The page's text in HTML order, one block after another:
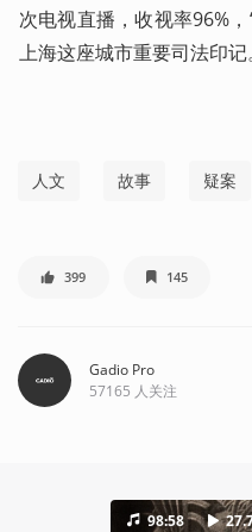
次电视直播，收视率96%
上海这座城市重要司法印记。
人文 故事 疑案
399 145
Gadio Pro
57165 人关注
98:58